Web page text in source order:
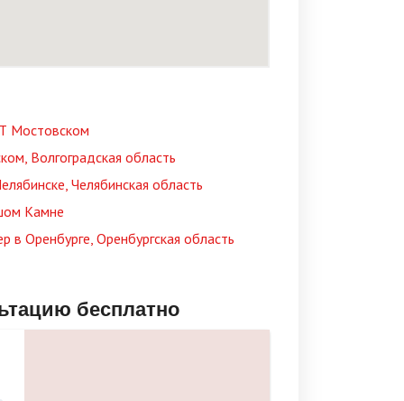
Мостовском
Волгоградская область
Челябинская область
Камне
Оренбурге, Оренбургская область
бесплатно